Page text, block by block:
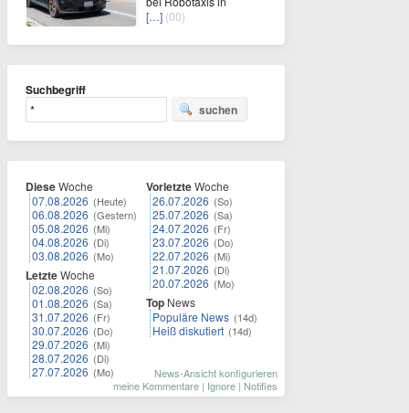
[…] (00)
Suchbegriff
suchen
DieseWoche
07.08.2026 (Heute)
06.08.2026 (Gestern)
05.08.2026 (Mi)
04.08.2026 (Di)
03.08.2026 (Mo)
LetzteWoche
02.08.2026 (So)
01.08.2026 (Sa)
31.07.2026 (Fr)
30.07.2026 (Do)
29.07.2026 (Mi)
28.07.2026 (Di)
27.07.2026 (Mo)
VorletzteWoche
26.07.2026 (So)
25.07.2026 (Sa)
24.07.2026 (Fr)
23.07.2026 (Do)
22.07.2026 (Mi)
21.07.2026 (Di)
20.07.2026 (Mo)
Top News
Populäre News (14d)
Heiß diskutiert (14d)
News-Ansicht konfigurieren
meine Kommentare | Ignore | Notifies